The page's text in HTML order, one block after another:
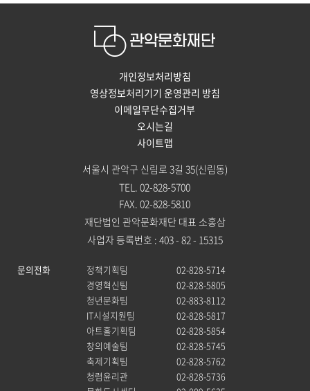
개인정보처리방침
영상정보처리기기 운영관리 방침
이메일무단수집거부
오시는길
사이트맵
서울시 관악구 신림로 3길 35(신림동)
TEL. 02-828-5700
FAX. 02-828-5810
재단법인 관악문화재단 대표 소홍삼
사업자 등록번호 : 403 - 82 - 15315
문의전화 정책기획팀
02-828-5714
경영혁신팀
02-828-5805
청년문화팀
02-883-8112
IT시설지원팀
02-828-5817
아트홀기획팀
02-828-5854
창의예술팀
02-828-5745
축제기획팀
02-828-5762
청렴윤리관
02-828-5736